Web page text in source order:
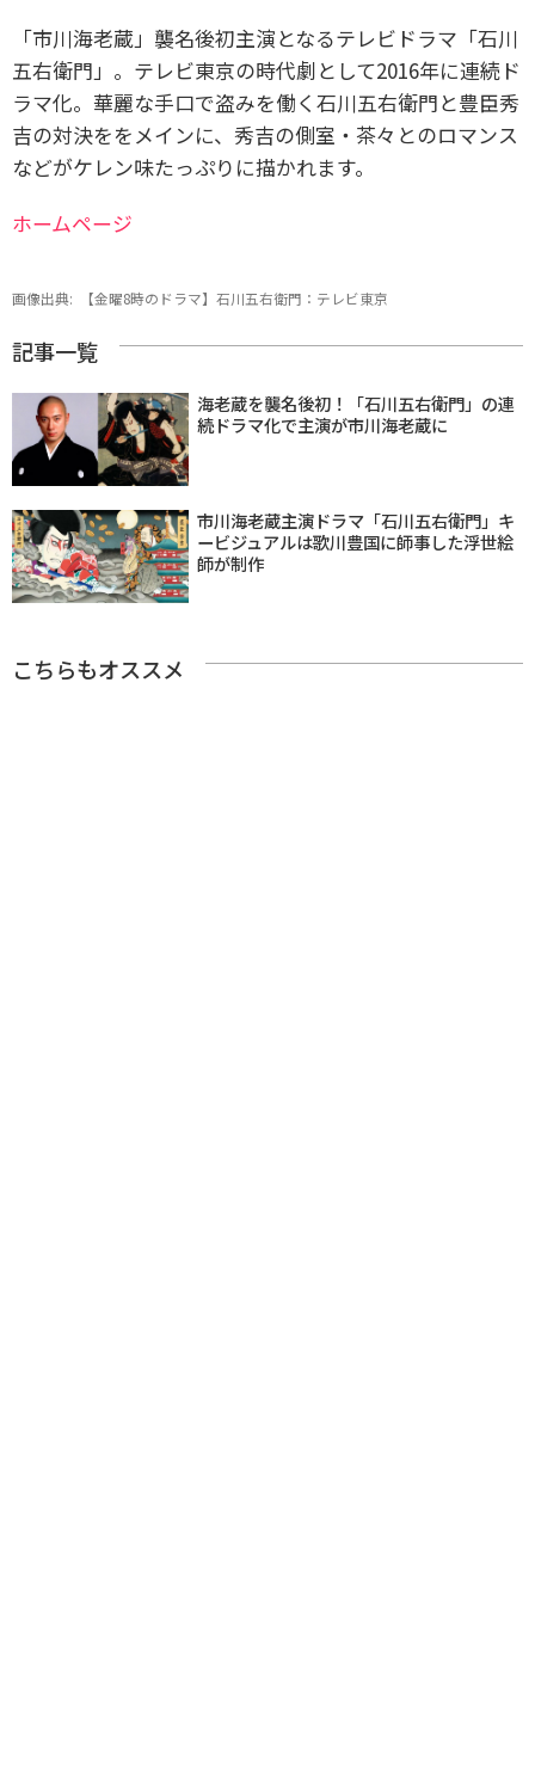
「市川海老蔵」襲名後初主演となるテレビドラマ「石川
五右衛門」。テレビ東京の時代劇として2016年に連続ド
ラマ化。華麗な手口で盗みを働く石川五右衛門と豊臣秀
吉の対決ををメインに、秀吉の側室・茶々とのロマンス
などがケレン味たっぷりに描かれます。
ホームページ
画像出典: 【金曜8時のドラマ】石川五右衛門：テレビ東京
記事一覧
海老蔵を襲名後初！「石川五右衛門」の連
続ドラマ化で主演が市川海老蔵に
市川海老蔵主演ドラマ「石川五右衛門」キ
ービジュアルは歌川豊国に師事した浮世絵
師が制作
こちらもオススメ